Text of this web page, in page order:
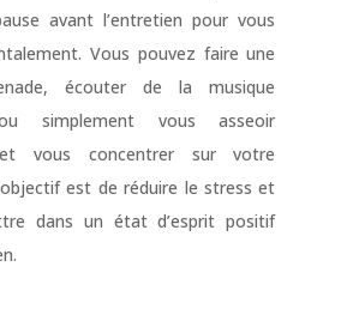
avant l’entretien pour vous
Vous pouvez faire une
écouter de la musique
simplement vous asseoir
vous concentrer sur votre
est de réduire le stress et
dans un état d’esprit positif